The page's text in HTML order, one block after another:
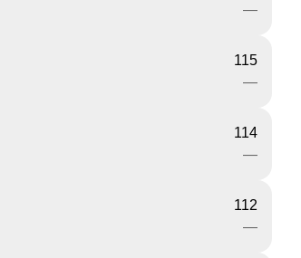
—
115
—
114
—
112
—